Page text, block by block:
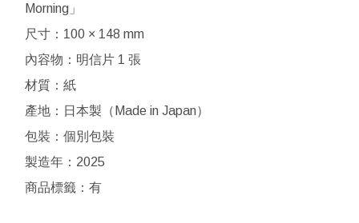
Morning」
尺寸：100 × 148 mm
內容物：明信片 1 張
材質：紙
產地：日本製（Made in Japan）
包裝：個別包裝
製造年：2025
商品標籤：有